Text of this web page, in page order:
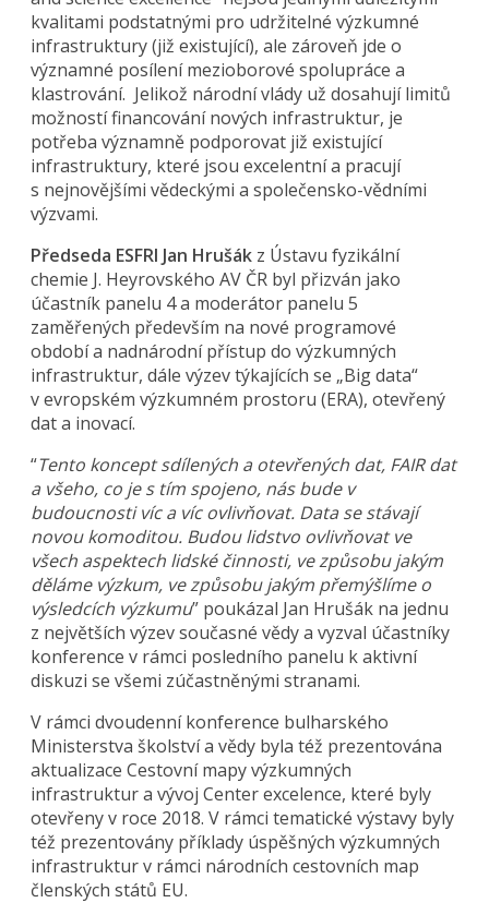
kvalitami podstatnými pro udržitelné výzkumné
infrastruktury (již existující), ale zároveň jde o
významné posílení mezioborové spolupráce a
klastrování. Jelikož národní vlády už dosahují limitů
možností financování nových infrastruktur, je
potřeba významně podporovat již existující
infrastruktury, které jsou excelentní a pracují
s nejnovějšími vědeckými a společensko-vědními
výzvami.
Předseda ESFRI Jan Hrušák z Ústavu fyzikální
chemie J. Heyrovského AV ČR byl přizván jako
účastník panelu 4 a moderátor panelu 5
zaměřených především na nové programové
období a nadnárodní přístup do výzkumných
infrastruktur, dále výzev týkajících se „Big data“
v evropském výzkumném prostoru (ERA), otevřený
dat a inovací.
“Tento koncept sdílených a otevřených dat, FAIR dat
a všeho, co je s tím spojeno, nás bude v
budoucnosti víc a víc ovlivňovat. Data se stávají
novou komoditou. Budou lidstvo ovlivňovat ve
všech aspektech lidské činnosti, ve způsobu jakým
děláme výzkum, ve způsobu jakým přemýšlíme o
výsledcích výzkumu” poukázal Jan Hrušák na jednu
z největších výzev současné vědy a vyzval účastníky
konference v rámci posledního panelu k aktivní
diskuzi se všemi zúčastněnými stranami.
V rámci dvoudenní konference bulharského
Ministerstva školství a vědy byla též prezentována
aktualizace Cestovní mapy výzkumných
infrastruktur a vývoj Center excelence, které byly
otevřeny v roce 2018. V rámci tematické výstavy byly
též prezentovány příklady úspěšných výzkumných
infrastruktur v rámci národních cestovních map
členských států EU.